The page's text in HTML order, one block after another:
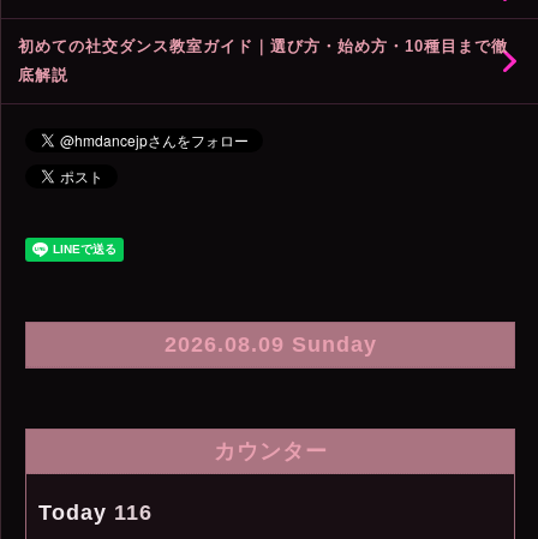
初めての社交ダンス教室ガイド｜選び方・始め方・10種目まで徹
底解説
2026.08.09 Sunday
カウンター
Today 116